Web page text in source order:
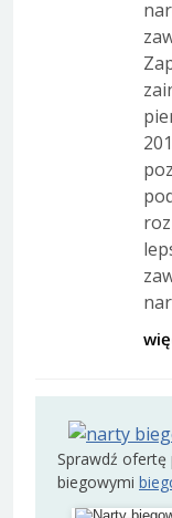
Sprawdź ofertę
biegowymi